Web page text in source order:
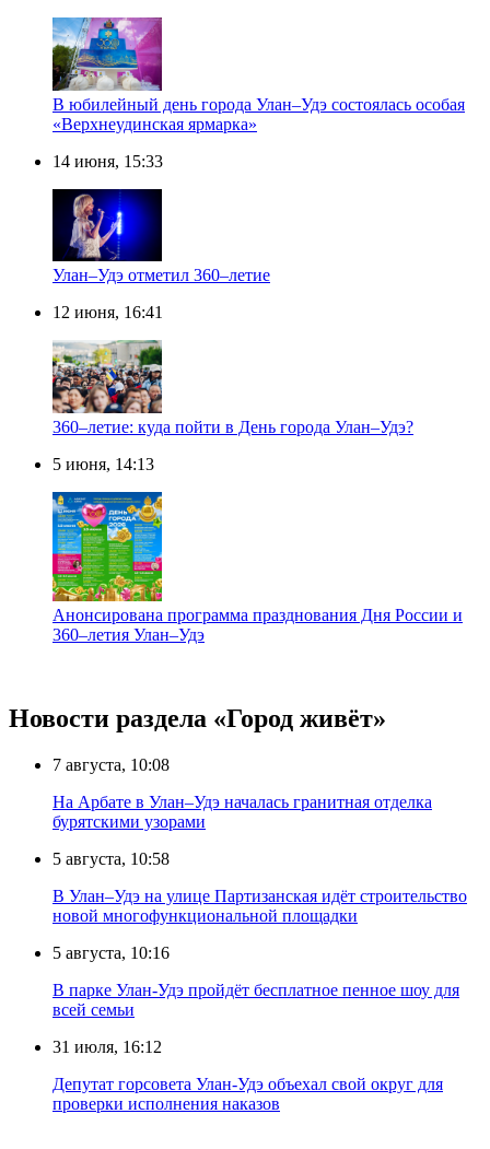
В юбилейный день города Улан–Удэ состоялась особая
«Верхнеудинская ярмарка»
14 июня, 15:33
Улан–Удэ отметил 360–летие
12 июня, 16:41
360–летие: куда пойти в День города Улан–Удэ?
5 июня, 14:13
Анонсирована программа празднования Дня России и
360–летия Улан–Удэ
Новости раздела «Город живёт»
7 августа, 10:08
На Арбате в Улан–Удэ началась гранитная отделка
бурятскими узорами
5 августа, 10:58
В Улан–Удэ на улице Партизанская идёт строительство
новой многофункциональной площадки
5 августа, 10:16
В парке Улан-Удэ пройдёт бесплатное пенное шоу для
всей семьи
31 июля, 16:12
Депутат горсовета Улан-Удэ объехал свой округ для
проверки исполнения наказов